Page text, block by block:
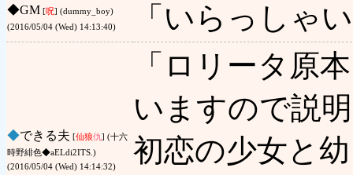
◆GM [呪] (dummy_boy)
(2016/05/04 (Wed) 14:13:40)
「いらっしゃ
◆できる夫 [仙狼仇] (十六
時野緋色◆aELdi2ITS.)
(2016/05/04 (Wed) 14:14:32)
「ロリータ原
いますので説
初恋の少女と